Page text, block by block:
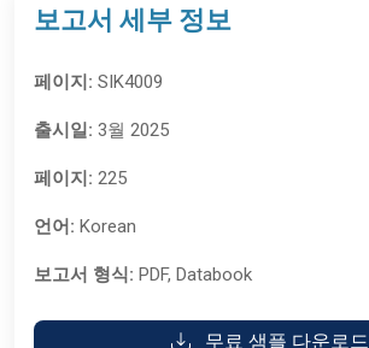
보고서 세부 정보
페이지: SIK4009
출시일: 3월 2025
페이지: 225
언어: Korean
보고서 형식: PDF, Databook
무료 샘플 다운로드